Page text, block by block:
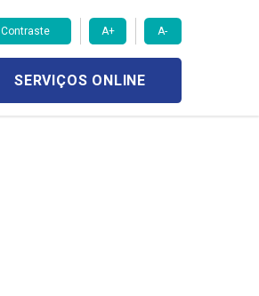
Contraste A+ A-
SERVIÇOS ONLINE